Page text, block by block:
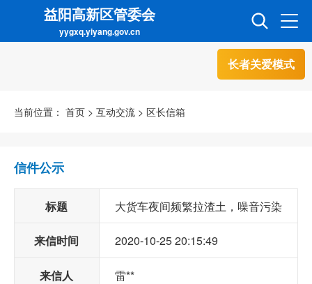
益阳高新区管委会
yygxq.yiyang.gov.cn
人才超市 金融超市
长者关爱模式
当前位置： 首页 > 互动交流 > 区长信箱
信件公示
标题 大货车夜间频繁拉渣土，噪音污染
十分严重
来信时间 2020-10-25 20:15:49
来信人 雷**